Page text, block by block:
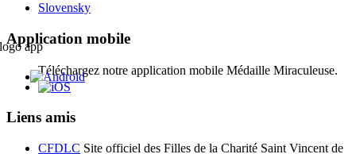
Slovensky
Application mobile
Téléchargez notre application mobile Médaille Miraculeuse.
Liens amis
CFDLC Site officiel des Filles de la Charité Saint Vincent de